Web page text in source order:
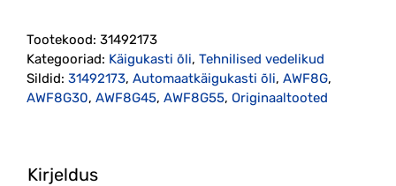
Originaal
kogus
Tootekood: 31492173
Kategooriad: Käigukasti õli, Tehnilised vedelikud
Sildid: 31492173, Automaatkäigukasti õli, AWF8G,
AWF8G30, AWF8G45, AWF8G55, Originaaltooted
Kirjeldus